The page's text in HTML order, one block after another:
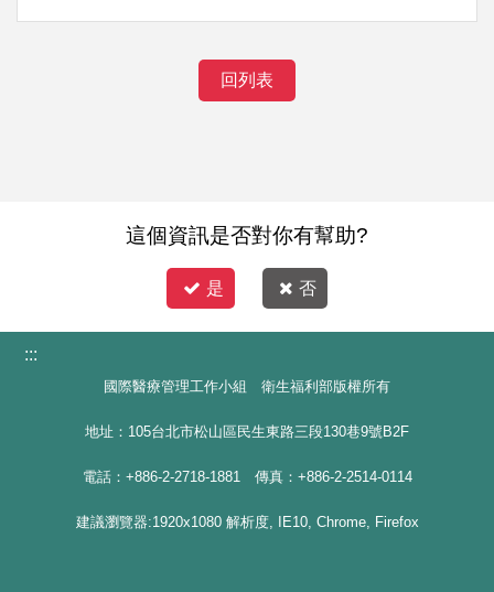
回列表
這個資訊是否對你有幫助?
是 否
:::
國際醫療管理工作小組 衛生福利部版權所有
地址：105台北市松山區民生東路三段130巷9號B2F
電話：+886-2-2718-1881 傳真：+886-2-2514-0114
建議瀏覽器:1920x1080 解析度, IE10, Chrome, Firefox